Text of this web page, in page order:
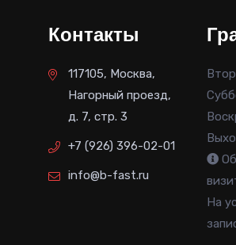
Контакты
117105, Москва,
Нагорный проезд,
д. 7, стр. 3
+7 (926) 396-02-01
info@b-fast.ru
На